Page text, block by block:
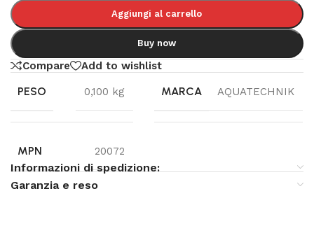
Aggiungi al carrello
Buy now
Compare Add to wishlist
PESO 0,100 kg MARCA AQUATECHNIK
MPN 20072
Informazioni di spedizione:
Garanzia e reso